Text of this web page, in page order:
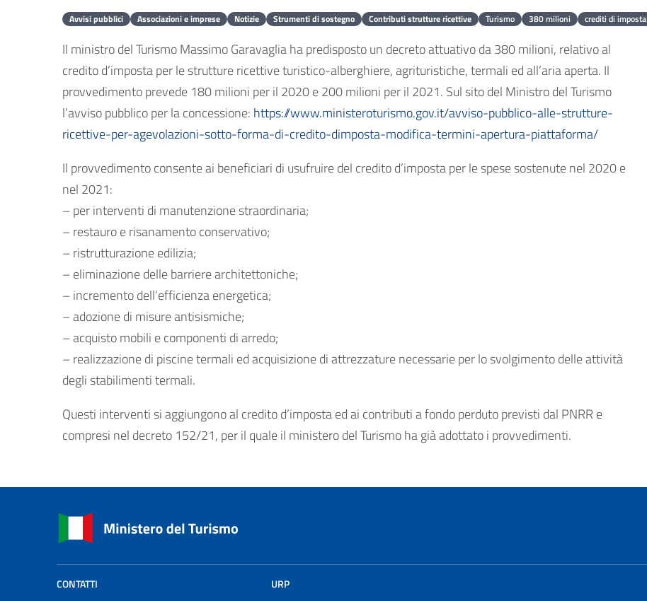
Avvisi pubblici Associazioni e imprese Notizie Strumenti di sostegno Contributi strutture ricettive Turismo 380 milioni crediti di imposta
Il ministro del Turismo Massimo Garavaglia ha predisposto un decreto attuativo da 380 milioni, relativo al
credito d’imposta per le strutture ricettive turistico-alberghiere, agrituristiche, termali ed all’aria aperta. Il
provvedimento prevede 180 milioni per il 2020 e 200 milioni per il 2021. Sul sito del Ministro del Turismo
l’avviso pubblico per la concessione: https://www.ministeroturismo.gov.it/avviso-pubblico-alle-strutture-
ricettive-per-agevolazioni-sotto-forma-di-credito-dimposta-modifica-termini-apertura-piattaforma/
Il provvedimento consente ai beneficiari di usufruire del credito d’imposta per le spese sostenute nel 2020 e
nel 2021:
– per interventi di manutenzione straordinaria;
– restauro e risanamento conservativo;
– ristrutturazione edilizia;
– eliminazione delle barriere architettoniche;
– incremento dell’efficienza energetica;
– adozione di misure antisismiche;
– acquisto mobili e componenti di arredo;
– realizzazione di piscine termali ed acquisizione di attrezzature necessarie per lo svolgimento delle attività
degli stabilimenti termali.
Questi interventi si aggiungono al credito d’imposta ed ai contributi a fondo perduto previsti dal PNRR e
compresi nel decreto 152/21, per il quale il ministero del Turismo ha già adottato i provvedimenti.
CONTATTI URP